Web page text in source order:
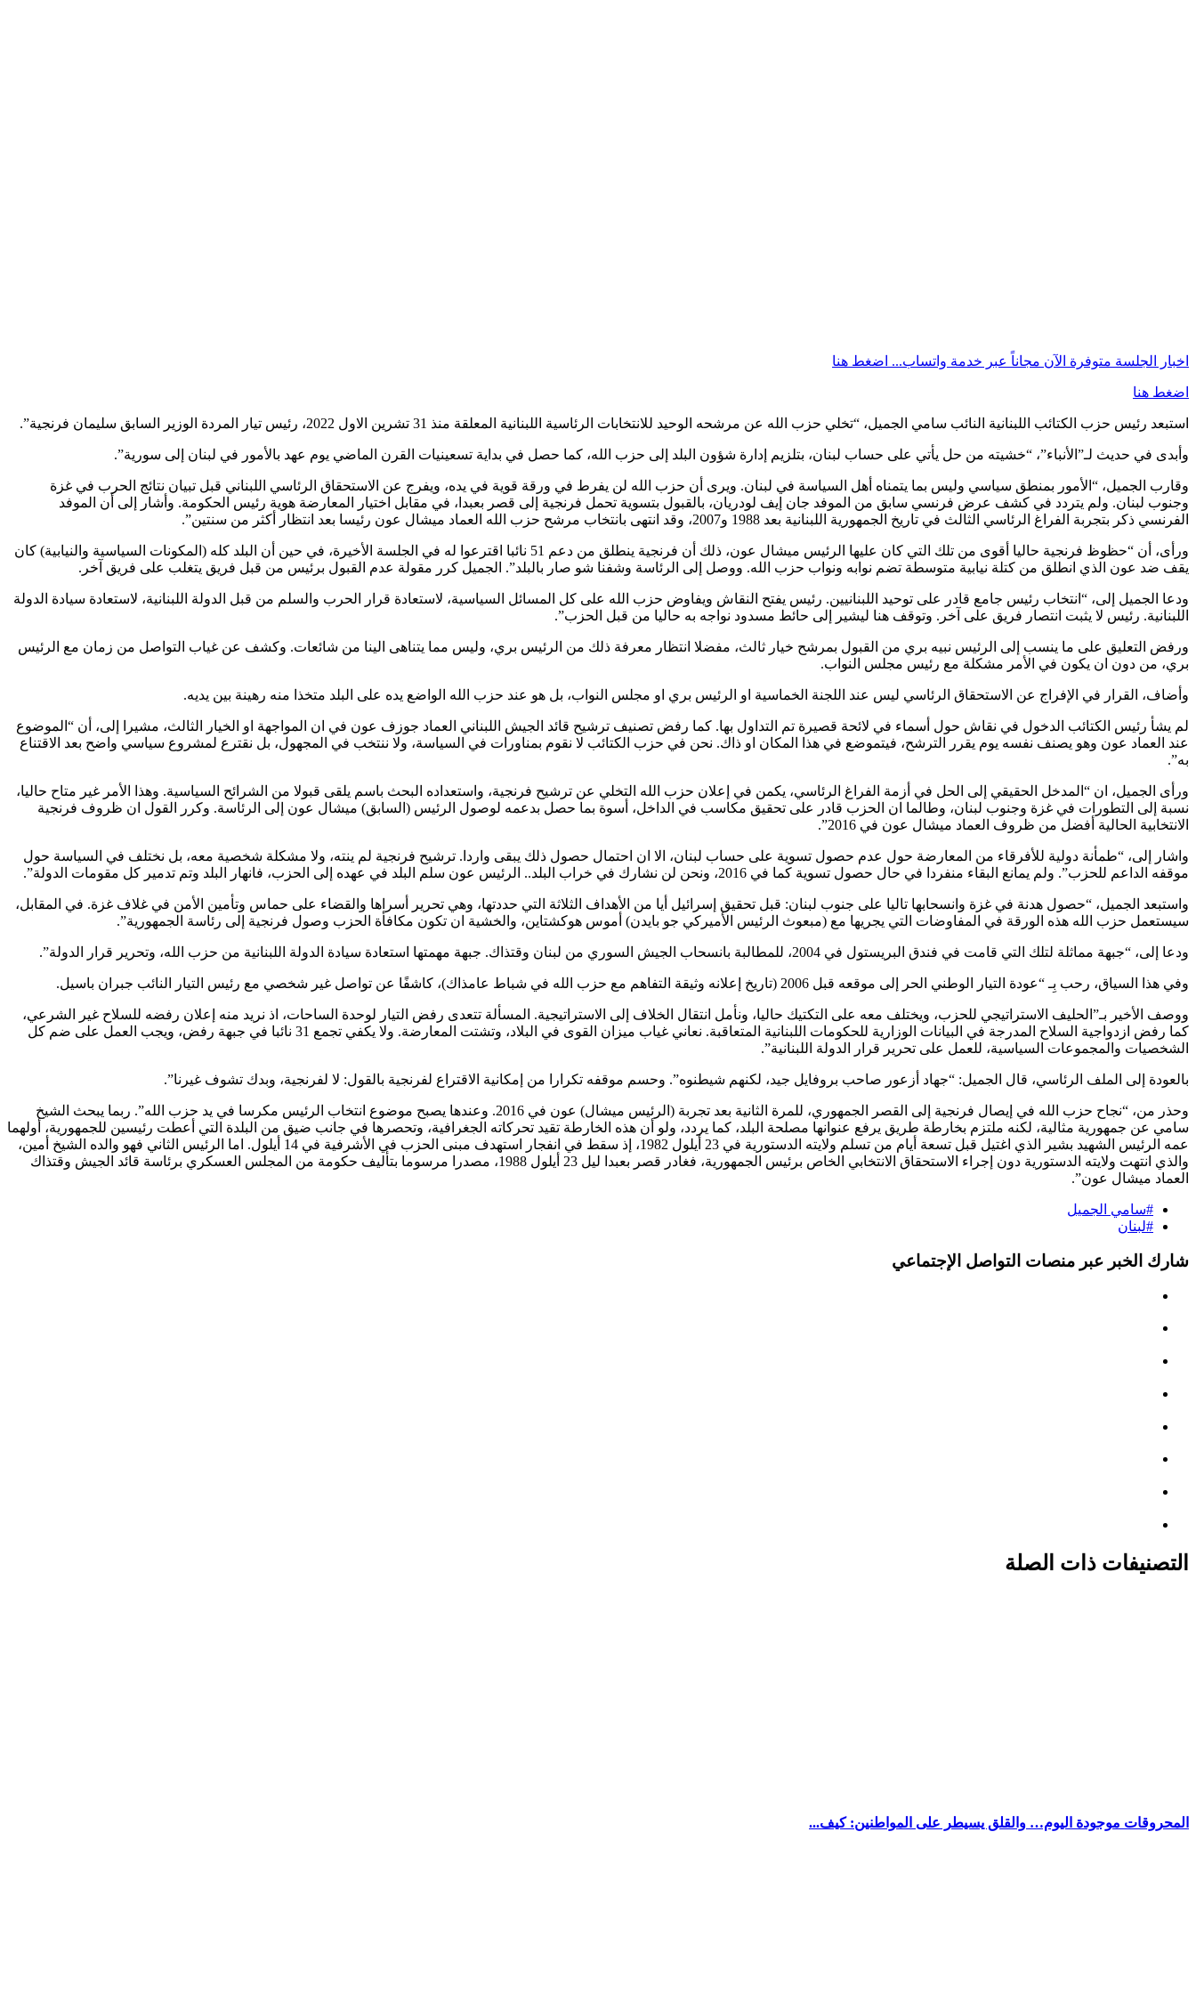
اخبار الجلسة متوفرة الآن مجاناً عبر خدمة واتساب... اضغط هنا
اضغط هنا
استبعد رئيس حزب الكتائب اللبنانية النائب سامي الجميل، “تخلي حزب الله عن مرشحه الوحيد للانتخابات الرئاسية اللبنانية المعلقة منذ 31 تشرين الاول 2022، رئيس تيار المردة الوزير السابق سليمان فرنجية”.
وأبدى في حديث لـ”الأنباء”، “خشيته من حل يأتي على حساب لبنان، بتلزيم إدارة شؤون البلد إلى حزب الله، كما حصل في بداية تسعينيات القرن الماضي يوم عهد بالأمور في لبنان إلى سورية”.
وقارب الجميل، “الأمور بمنطق سياسي وليس بما يتمناه أهل السياسة في لبنان. ويرى أن حزب الله لن يفرط في ورقة قوية في يده، ويفرج عن الاستحقاق الرئاسي اللبناني قبل تبيان نتائج الحرب في غزة
وجنوب لبنان. ولم يتردد في كشف عرض فرنسي سابق من الموفد جان إيف لودريان، بالقبول بتسوية تحمل فرنجية إلى قصر بعبدا، في مقابل اختيار المعارضة هوية رئيس الحكومة. وأشار إلى أن الموفد
الفرنسي ذكر بتجربة الفراغ الرئاسي الثالث في تاريخ الجمهورية اللبنانية بعد 1988 و2007، وقد انتهى بانتخاب مرشح حزب الله العماد ميشال عون رئيسا بعد انتظار أكثر من سنتين”.
ورأى، أن “حظوظ فرنجية حاليا أقوى من تلك التي كان عليها الرئيس ميشال عون، ذلك أن فرنجية ينطلق من دعم 51 نائبا اقترعوا له في الجلسة الأخيرة، في حين أن البلد كله (المكونات السياسية والنيابية) كان
يقف ضد عون الذي انطلق من كتلة نيابية متوسطة تضم نوابه ونواب حزب الله. ووصل إلى الرئاسة وشفنا شو صار بالبلد”. الجميل كرر مقولة عدم القبول برئيس من قبل فريق يتغلب على فريق آخر.
ودعا الجميل إلى، “انتخاب رئيس جامع قادر على توحيد اللبنانيين. رئيس يفتح النقاش ويفاوض حزب الله على كل المسائل السياسية، لاستعادة قرار الحرب والسلم من قبل الدولة اللبنانية، لاستعادة سيادة الدولة
اللبنانية. رئيس لا يثبت انتصار فريق على آخر. وتوقف هنا ليشير إلى حائط مسدود نواجه به حاليا من قبل الحزب”.
ورفض التعليق على ما ينسب إلى الرئيس نبيه بري من القبول بمرشح خيار ثالث، مفضلا انتظار معرفة ذلك من الرئيس بري، وليس مما يتناهى الينا من شائعات. وكشف عن غياب التواصل من زمان مع الرئيس
بري، من دون ان يكون في الأمر مشكلة مع رئيس مجلس النواب.
وأضاف، القرار في الإفراج عن الاستحقاق الرئاسي ليس عند اللجنة الخماسية او الرئيس بري او مجلس النواب، بل هو عند حزب الله الواضع يده على البلد متخذا منه رهينة بين يديه.
لم يشأ رئيس الكتائب الدخول في نقاش حول أسماء في لائحة قصيرة تم التداول بها. كما رفض تصنيف ترشيح قائد الجيش اللبناني العماد جوزف عون في ان المواجهة او الخيار الثالث، مشيرا إلى، أن “الموضوع
عند العماد عون وهو يصنف نفسه يوم يقرر الترشح، فيتموضع في هذا المكان او ذاك. نحن في حزب الكتائب لا نقوم بمناورات في السياسة، ولا ننتخب في المجهول، بل نقترع لمشروع سياسي واضح بعد الاقتناع
به”.
ورأى الجميل، ان “المدخل الحقيقي إلى الحل في أزمة الفراغ الرئاسي، يكمن في إعلان حزب الله التخلي عن ترشيح فرنجية، واستعداده البحث باسم يلقى قبولا من الشرائح السياسية. وهذا الأمر غير متاح حاليا،
نسبة إلى التطورات في غزة وجنوب لبنان، وطالما ان الحزب قادر على تحقيق مكاسب في الداخل، أسوة بما حصل بدعمه لوصول الرئيس (السابق) ميشال عون إلى الرئاسة. وكرر القول ان ظروف فرنجية
الانتخابية الحالية أفضل من ظروف العماد ميشال عون في 2016”.
واشار إلى، “طمأنة دولية للأفرقاء من المعارضة حول عدم حصول تسوية على حساب لبنان، الا ان احتمال حصول ذلك يبقى واردا. ترشيح فرنجية لم ينته، ولا مشكلة شخصية معه، بل نختلف في السياسة حول
موقفه الداعم للحزب”. ولم يمانع البقاء منفردا في حال حصول تسوية كما في 2016، ونحن لن نشارك في خراب البلد.. الرئيس عون سلم البلد في عهده إلى الحزب، فانهار البلد وتم تدمير كل مقومات الدولة”.
واستبعد الجميل، “حصول هدنة في غزة وانسحابها تاليا على جنوب لبنان: قبل تحقيق إسرائيل أيا من الأهداف الثلاثة التي حددتها، وهي تحرير أسراها والقضاء على حماس وتأمين الأمن في غلاف غزة. في المقابل،
سيستعمل حزب الله هذه الورقة في المفاوضات التي يجريها مع (مبعوث الرئيس الأميركي جو بايدن) أموس هوكشتاين، والخشية ان تكون مكافأة الحزب وصول فرنجية إلى رئاسة الجمهورية”.
ودعا إلى، “جبهة مماثلة لتلك التي قامت في فندق البريستول في 2004، للمطالبة بانسحاب الجيش السوري من لبنان وقتذاك. جبهة مهمتها استعادة سيادة الدولة اللبنانية من حزب الله، وتحرير قرار الدولة”.
وفي هذا السياق، رحب بِـ “عودة التيار الوطني الحر إلى موقعه قبل 2006 (تاريخ إعلانه وثيقة التفاهم مع حزب الله في شباط عامذاك)، كاشفًا عن تواصل غير شخصي مع رئيس التيار النائب جبران باسيل.
ووصف الأخير بـ”الحليف الاستراتيجي للحزب، ويختلف معه على التكتيك حاليا، ونأمل انتقال الخلاف إلى الاستراتيجية. المسألة تتعدى رفض التيار لوحدة الساحات، اذ نريد منه إعلان رفضه للسلاح غير الشرعي،
كما رفض ازدواجية السلاح المدرجة في البيانات الوزارية للحكومات اللبنانية المتعاقبة. نعاني غياب ميزان القوى في البلاد، وتشتت المعارضة. ولا يكفي تجمع 31 نائبا في جبهة رفض، ويجب العمل على ضم كل
الشخصيات والمجموعات السياسية، للعمل على تحرير قرار الدولة اللبنانية”.
بالعودة إلى الملف الرئاسي، قال الجميل: “جهاد أزعور صاحب بروفايل جيد، لكنهم شيطنوه”. وحسم موقفه تكرارا من إمكانية الاقتراع لفرنجية بالقول: لا لفرنجية، وبدك تشوف غيرنا”.
وحذر من، “نجاح حزب الله في إيصال فرنجية إلى القصر الجمهوري، للمرة الثانية بعد تجربة (الرئيس ميشال) عون في 2016. وعندها يصبح موضوع انتخاب الرئيس مكرسا في يد حزب الله”. ربما يبحث الشيخ
سامي عن جمهورية مثالية، لكنه ملتزم بخارطة طريق يرفع عنوانها مصلحة البلد، كما يردد، ولو أن هذه الخارطة تقيد تحركاته الجغرافية، وتحصرها في جانب ضيق من البلدة التي أعطت رئيسين للجمهورية، أولهما
عمه الرئيس الشهيد بشير الذي اغتيل قبل تسعة أيام من تسلم ولايته الدستورية في 23 أيلول 1982، إذ سقط في انفجار استهدف مبنى الحزب في الأشرفية في 14 أيلول. اما الرئيس الثاني فهو والده الشيخ أمين،
والذي انتهت ولايته الدستورية دون إجراء الاستحقاق الانتخابي الخاص برئيس الجمهورية، فغادر قصر بعبدا ليل 23 أيلول 1988، مصدرا مرسوما بتأليف حكومة من المجلس العسكري برئاسة قائد الجيش وقتذاك
العماد ميشال عون”.
#سامي الجميل
#لبنان
شارك الخبر عبر منصات التواصل الإجتماعي
التصنيفات ذات الصلة
المحروقات موجودة اليوم… والقلق يسيطر على المواطنين: كيف...